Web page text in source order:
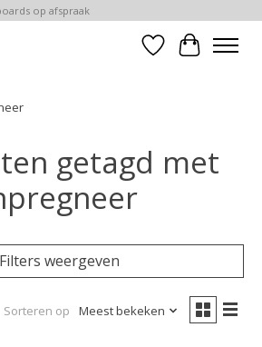
op afspraak
Verlanglijst
getagd met
Filters weergeven
Sorteren op Meest bekeken